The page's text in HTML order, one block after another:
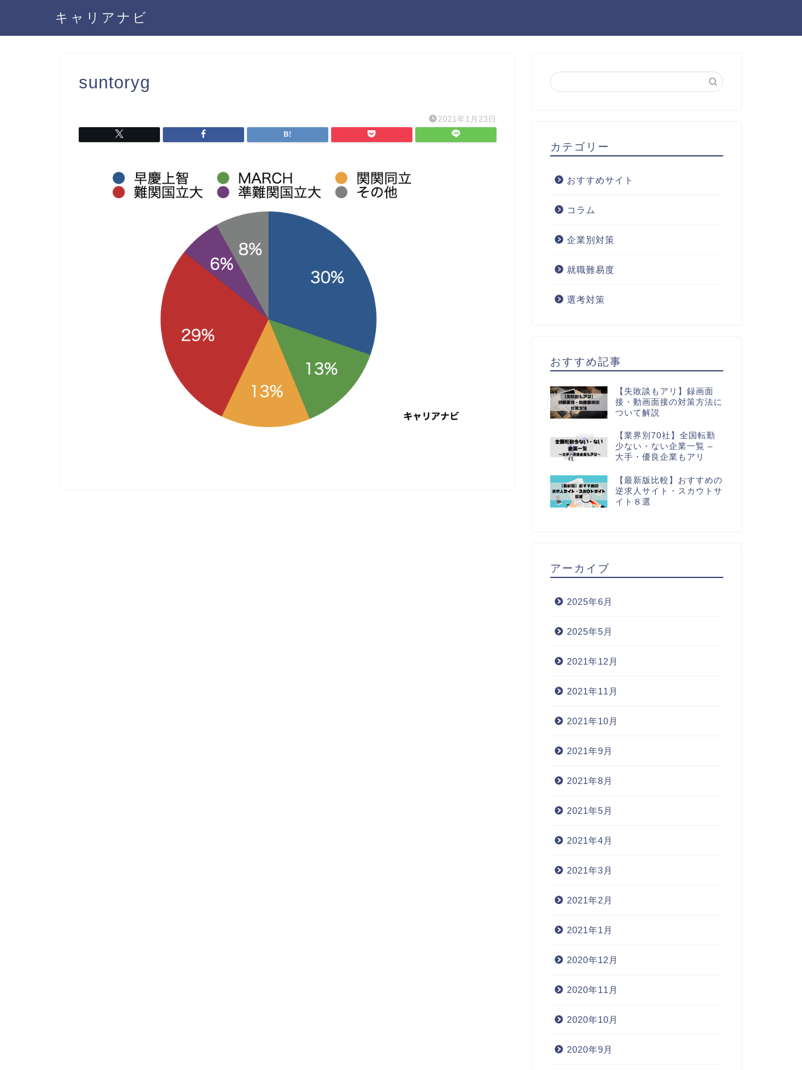
キャリアナビ
suntoryg
2021年1月23日
カテゴリー
おすすめサイト
コラム
企業別対策
就職難易度
選考対策
おすすめ記事
【失敗談もアリ】録画面
接・動画面接の対策方法に
ついて解説
【業界別70社】全国転勤
少ない・ない企業一覧 –
大手・優良企業もアリ
【最新版比較】おすすめの
逆求人サイト・スカウトサ
イト８選
アーカイブ
2025年6月
2025年5月
2021年12月
2021年11月
2021年10月
2021年9月
2021年8月
2021年5月
2021年4月
2021年3月
2021年2月
2021年1月
2020年12月
2020年11月
2020年10月
2020年9月